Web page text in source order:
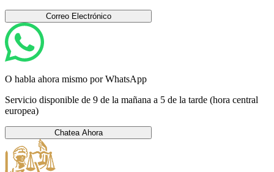
Correo Electrónico
O habla ahora mismo por WhatsApp
Servicio disponible de 9 de la mañana a 5 de la tarde (hora central
europea)
Chatea Ahora